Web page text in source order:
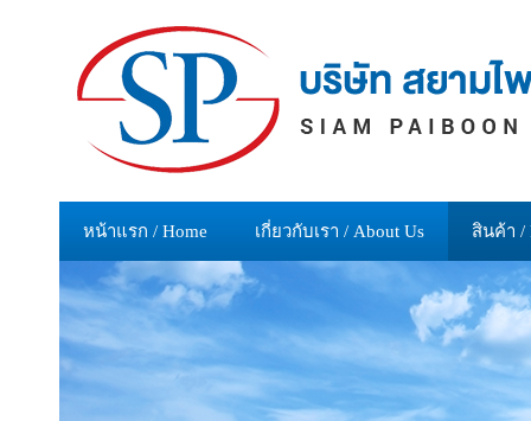
หน้าแรก / Home เกี่ยวกับเรา / About Us สินค้า /